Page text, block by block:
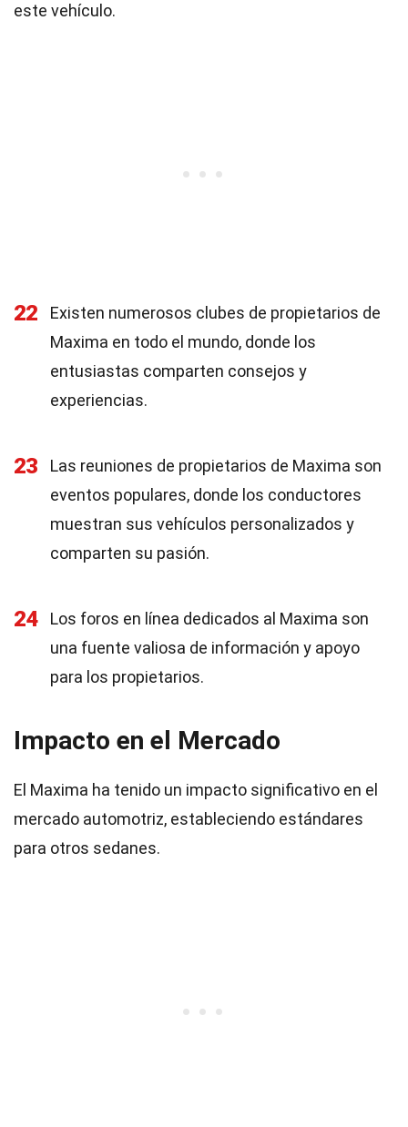
este vehículo.
22
Existen numerosos clubes de propietarios de
Maxima en todo el mundo, donde los
entusiastas comparten consejos y
experiencias.
23
Las reuniones de propietarios de Maxima son
eventos populares, donde los conductores
muestran sus vehículos personalizados y
comparten su pasión.
24
Los foros en línea dedicados al Maxima son
una fuente valiosa de información y apoyo
para los propietarios.
Impacto en el Mercado
El Maxima ha tenido un impacto significativo en el
mercado automotriz, estableciendo estándares
para otros sedanes.